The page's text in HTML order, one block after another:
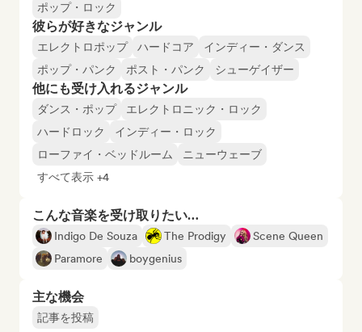
ポップ・ロック
彼らが好きなジャンル
エレクトロポップ ハードコア
インディー・ダンス
ポップ・パンク
ポスト・パンク シューゲイザー
他にも受け入れるジャンル
ダンス・ポップ
エレクトロニック・ロック
ハードロック
インディー・ロック
ローファイ・ベッドルーム
ニューウェーブ
すべて表示 +4
こんな音楽を受け取りたい…
Indigo De Souza The Prodigy
Scene Queen
Paramore
boygenius
主な機会
記事を投稿